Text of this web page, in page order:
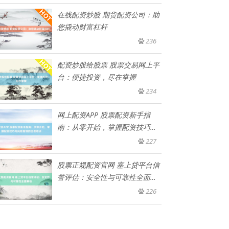
在线配资炒股 期货配资公司：助
您撬动财富杠杆
236
配资炒股给股票 股票交易网上平
台：便捷投资，尽在掌握
234
网上配资APP 股票配资新手指
南：从零开始，掌握配资技巧与
227
股票正规配资官网 塞上贷平台信
誉评估：安全性与可靠性全面解
226